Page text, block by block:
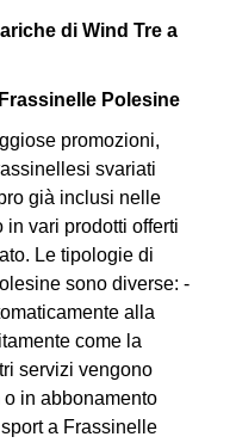
di Wind Tre a
Polesine
promozioni,
svariati
già inclusi nelle
in vari prodotti offerti
Le tipologie di
sono diverse: -
alla
come la
servizi vengono
in abbonamento
a Frassinelle